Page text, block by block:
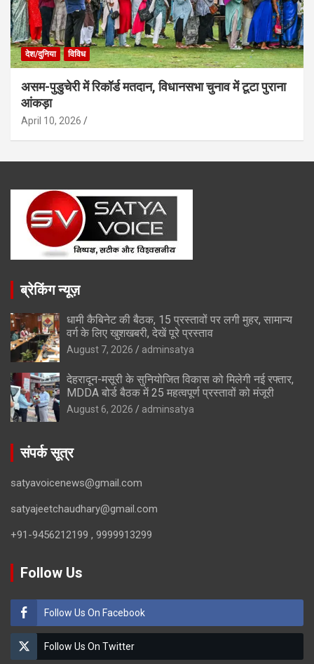
देश/दुनिया विविध
असम-पुडुचेरी में रिकॉर्ड मतदान, विधानसभा चुनाव में टूटा पुराना
आंकड़ा
April 10, 2026
ब्रेकिंग न्यूज़
धामी कैबिनेट की बैठक, 15 प्रस्तावों पर लगी मुहर, सामान्य
वर्ग के लिए खुशखबरी, देखें पूरे प्रस्ताव
August 7, 2026 adminsatya
देहरादून-मसूरी के सुनियोजित विकास को मिलेगी नई रफ्तार,
MDDA बोर्ड बैठक में 25 महत्वपूर्ण प्रस्तावों को मंजूरी
August 6, 2026 adminsatya
संपर्क सूत्र
satyavoicenews@gmail.com
satyajeetchaudhary@gmail.com
+91-9456212199 , 9999913299
Follow Us
Follow Us On Facebook
Follow Us On Twitter